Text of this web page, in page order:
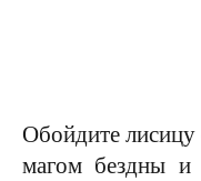
Обойдите лисицу
магом бездны и